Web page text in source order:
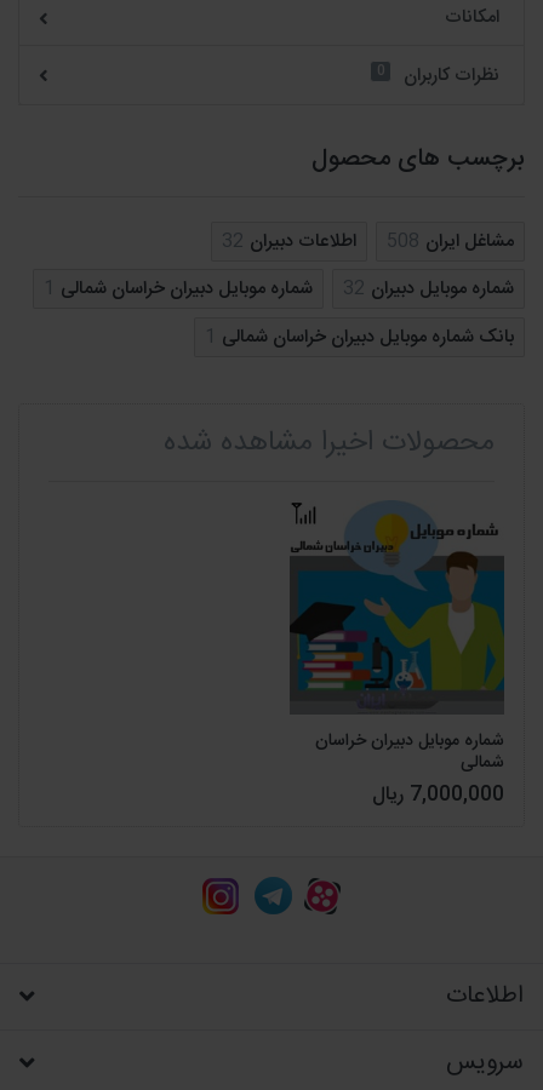
امکانات
نظرات کاربران
0
برچسب های محصول
مشاغل ایران 508 اطلاعات دبیران 32
شماره موبایل دبیران 32 شماره موبایل دبیران خراسان شمالی 1
بانک شماره موبایل دبیران خراسان شمالی 1
محصولات اخیرا مشاهده شده
شماره موبایل دبیران خراسان
شمالی
7,000,000 ریال
اطلاعات
سرویس